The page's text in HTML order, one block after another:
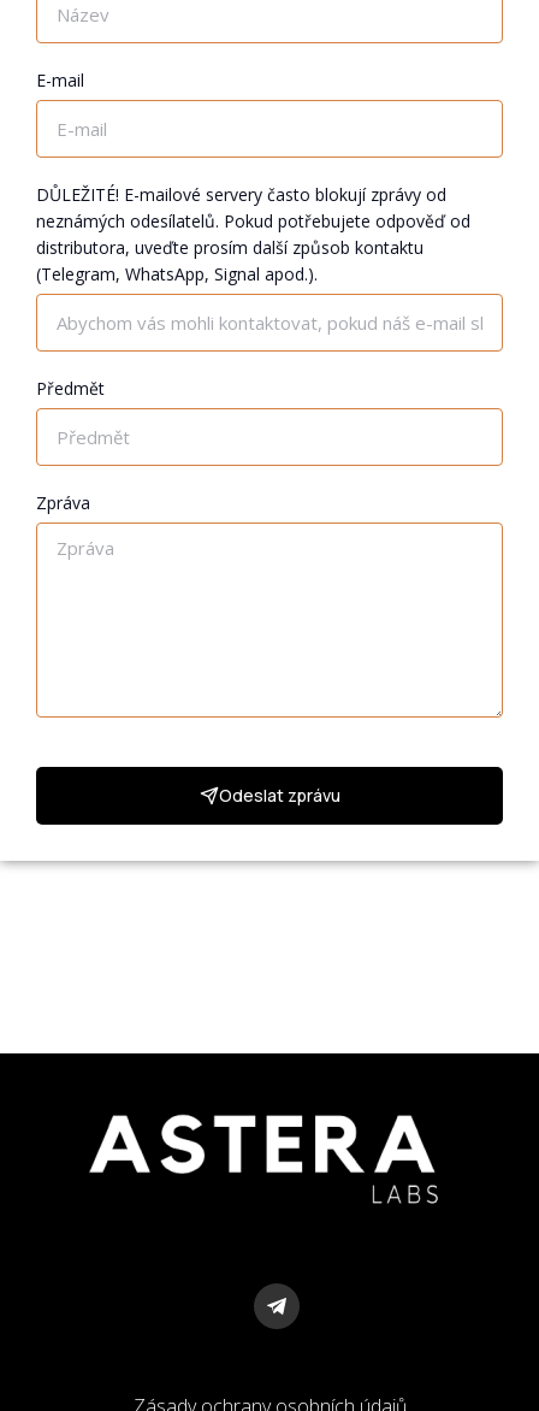
E-mail
DŮLEŽITÉ! E-mailové servery často blokují zprávy od
neznámých odesílatelů. Pokud potřebujete odpověď od
distributora, uveďte prosím další způsob kontaktu
(Telegram, WhatsApp, Signal apod.).
Předmět
Zpráva
Odeslat zprávu